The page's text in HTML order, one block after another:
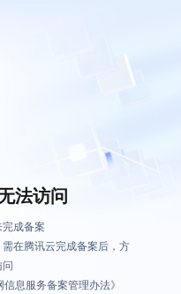
法访问
成备案
在腾讯云完成备案后，方
问
息服务备案管理办法》